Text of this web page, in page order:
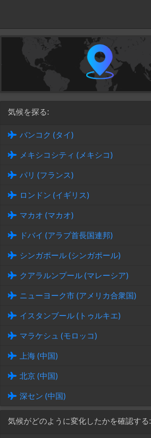
気候を探る:
バンコク (タイ)
メキシコシティ (メキシコ)
パリ (フランス)
ロンドン (イギリス)
マカオ (マカオ)
ドバイ (アラブ首長国連邦)
シンガポール (シンガポール)
クアラルンプール (マレーシア)
ニューヨーク市 (アメリカ合衆国)
イスタンブール (トゥルキエ)
マラケシュ (モロッコ)
上海 (中国)
北京 (中国)
深セン (中国)
気候がどのように変化したかを確認する: